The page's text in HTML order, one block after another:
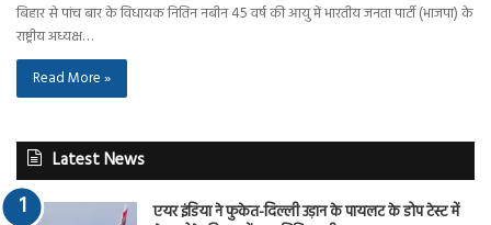
बिहार से पांच बार के विधायक नितिन नबीन 45 वर्ष की आयु में भारतीय जनता पार्टी (भाजपा) के
राष्ट्रीय अध्यक्ष…
Read More »
Latest News
एयर इंडिया ने फुकेत-दिल्ली उड़ान के पायलट के डोप टेस्ट में